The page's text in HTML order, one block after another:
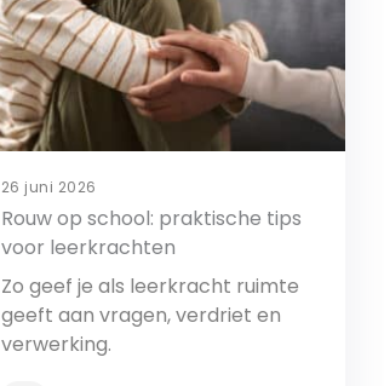
26 juni 2026
Rouw op school: praktische tips
voor leerkrachten
Zo geef je als leerkracht ruimte
geeft aan vragen, verdriet en
verwerking.